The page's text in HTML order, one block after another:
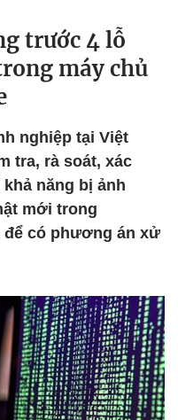
trước 4 lỗ
máy chủ
nghiệp tại Việt
tra, rà soát, xác
năng bị ảnh
mới trong
để có phương án xử